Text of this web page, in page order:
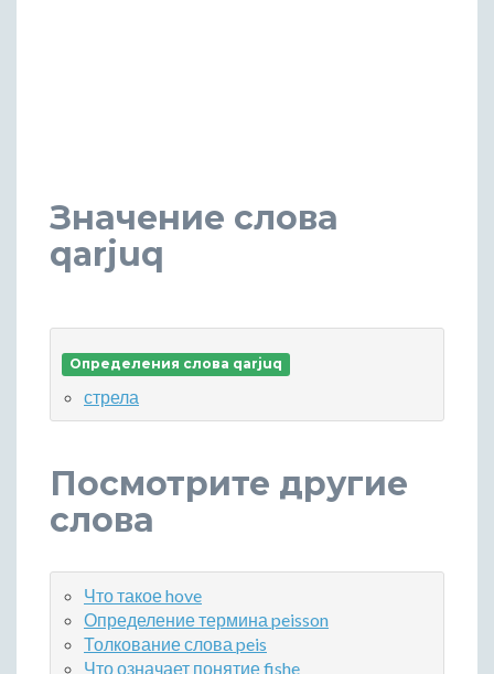
Значение слова
qarjuq
Определения слова qarjuq
стрела
Посмотрите другие
слова
Что такое hove
Определение термина peisson
Толкование слова peis
Что означает понятие fishe